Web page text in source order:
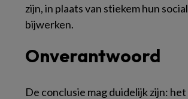
zijn, in plaats van stiekem hun
bijwerken.
Onverantwoord
De conclusie mag duidelijk zijn: het